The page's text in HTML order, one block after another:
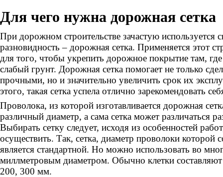
Для чего нужна дорожная сетка
При дорожном строительстве зачастую используется
разновидность – дорожная сетка. Применяется этот
для того, чтобы укрепить дорожное покрытие там,
слабый грунт. Дорожная сетка помогает не только
прочными, но и значительно увеличить срок их
этого, такая сетка успела отлично зарекомендовать
Проволока, из которой изготавливается дорожная
различный диаметр, а сама сетка может различаться
Выбирать сетку следует, исходя из особенностей
осуществить. Так, сетка, диаметр проволоки которой
является стандартной. Но можно использовать во
миллметровым диаметром. Обычно клетки
200, 300 мм.